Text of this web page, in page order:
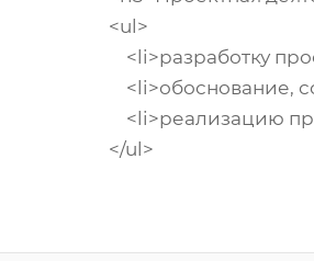
<ul>
<li>разработку
<li>обоснование,
<li>реализацию
</ul>